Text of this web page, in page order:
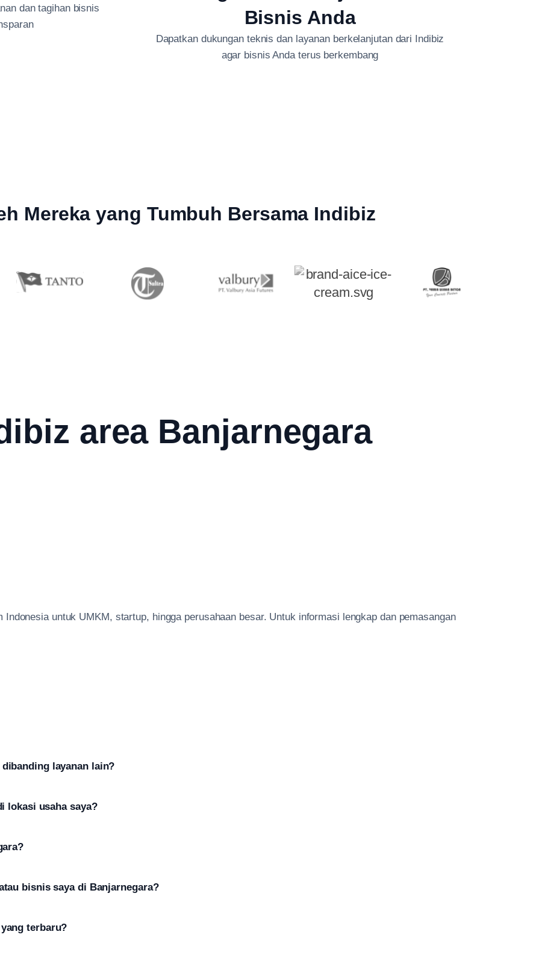
dan tagihan bisnis
Bisnis Anda
Dapatkan dukungan teknis dan layanan berkelanjutan dari Indibiz
agar bisnis Anda terus berkembang
Mereka yang Tumbuh Bersama Indibiz
area Banjarnegara
Indonesia untuk UMKM, startup, hingga perusahaan besar. Untuk informasi lengkap dan pemasangan
layanan lain?
lokasi usaha saya?
bisnis saya di Banjarnegara?
terbaru?